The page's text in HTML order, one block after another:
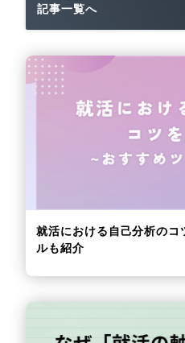
記事一覧へ
就活における自己分析の
ルも紹介